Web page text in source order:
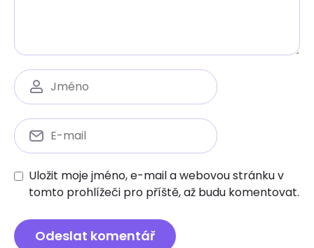
Uložit moje jméno, e-mail a webovou stránku v
tomto prohlížeči pro příště, až budu komentovat.